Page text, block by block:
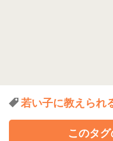
若い子に教えられ
このタ